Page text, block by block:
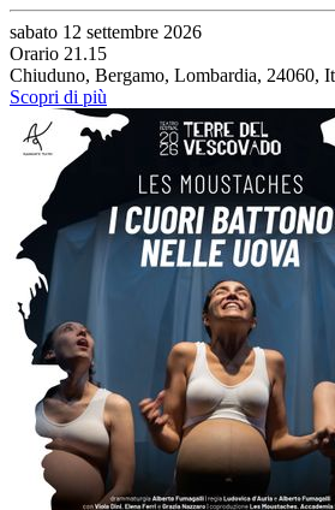
sabato 12 settembre 2026
Orario 21.15
Chiuduno, Bergamo, Lombardia, 24060,
Scopri di più